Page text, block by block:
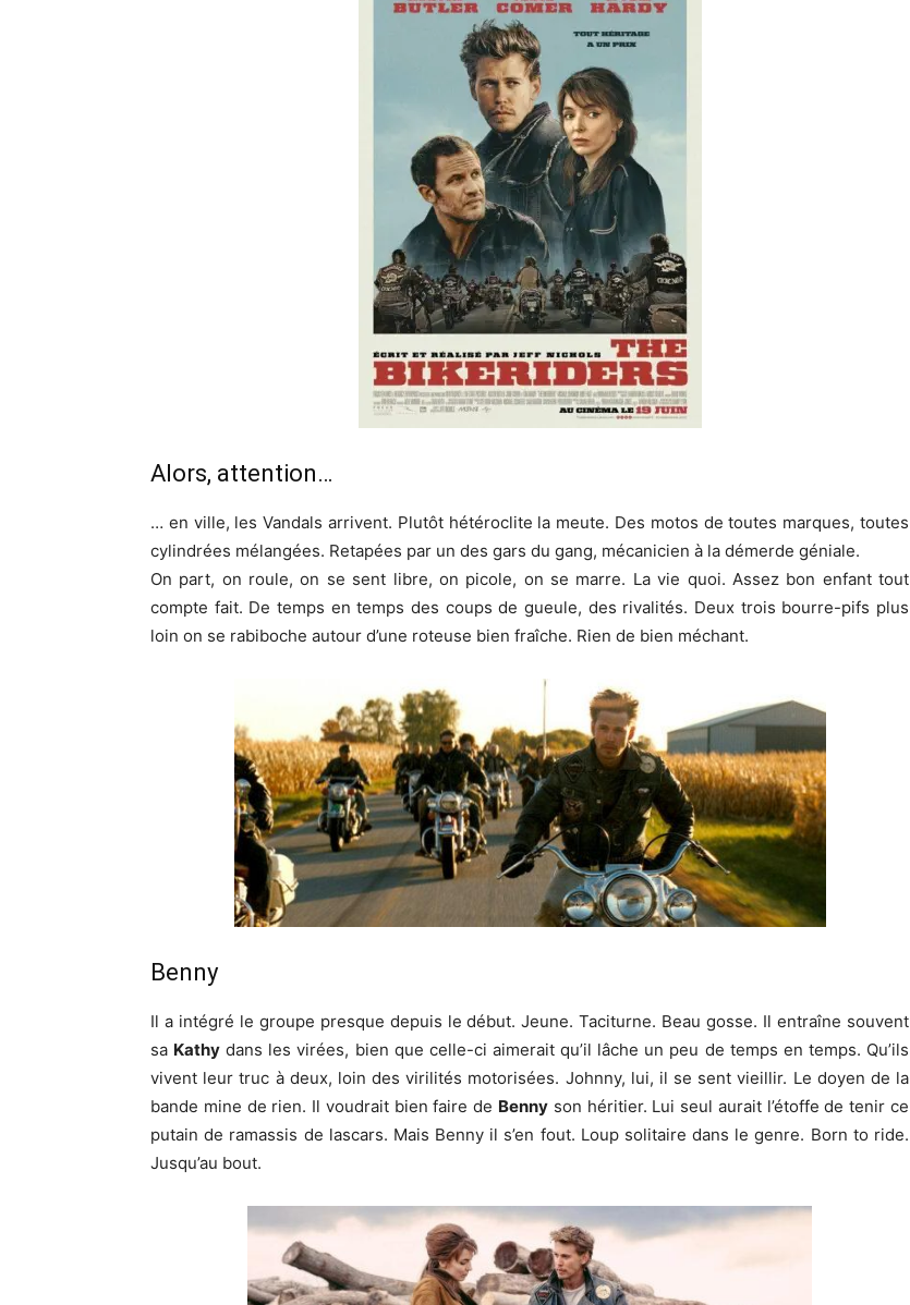
Alors, attention…
… en ville, les Vandals arrivent. Plutôt hétéroclite la meute. Des motos de toutes marques, toutes
cylindrées mélangées. Retapées par un des gars du gang, mécanicien à la démerde géniale.
On part, on roule, on se sent libre, on picole, on se marre. La vie quoi. Assez bon enfant tout
compte fait. De temps en temps des coups de gueule, des rivalités. Deux trois bourre-pifs plus
loin on se rabiboche autour d’une roteuse bien fraîche. Rien de bien méchant.
Benny
Il a intégré le groupe presque depuis le début. Jeune. Taciturne. Beau gosse. Il entraîne souvent
sa Kathy dans les virées, bien que celle-ci aimerait qu’il lâche un peu de temps en temps. Qu’ils
vivent leur truc à deux, loin des virilités motorisées. Johnny, lui, il se sent vieillir. Le doyen de la
bande mine de rien. Il voudrait bien faire de Benny son héritier. Lui seul aurait l’étoffe de tenir ce
putain de ramassis de lascars. Mais Benny il s’en fout. Loup solitaire dans le genre. Born to ride.
Jusqu’au bout.